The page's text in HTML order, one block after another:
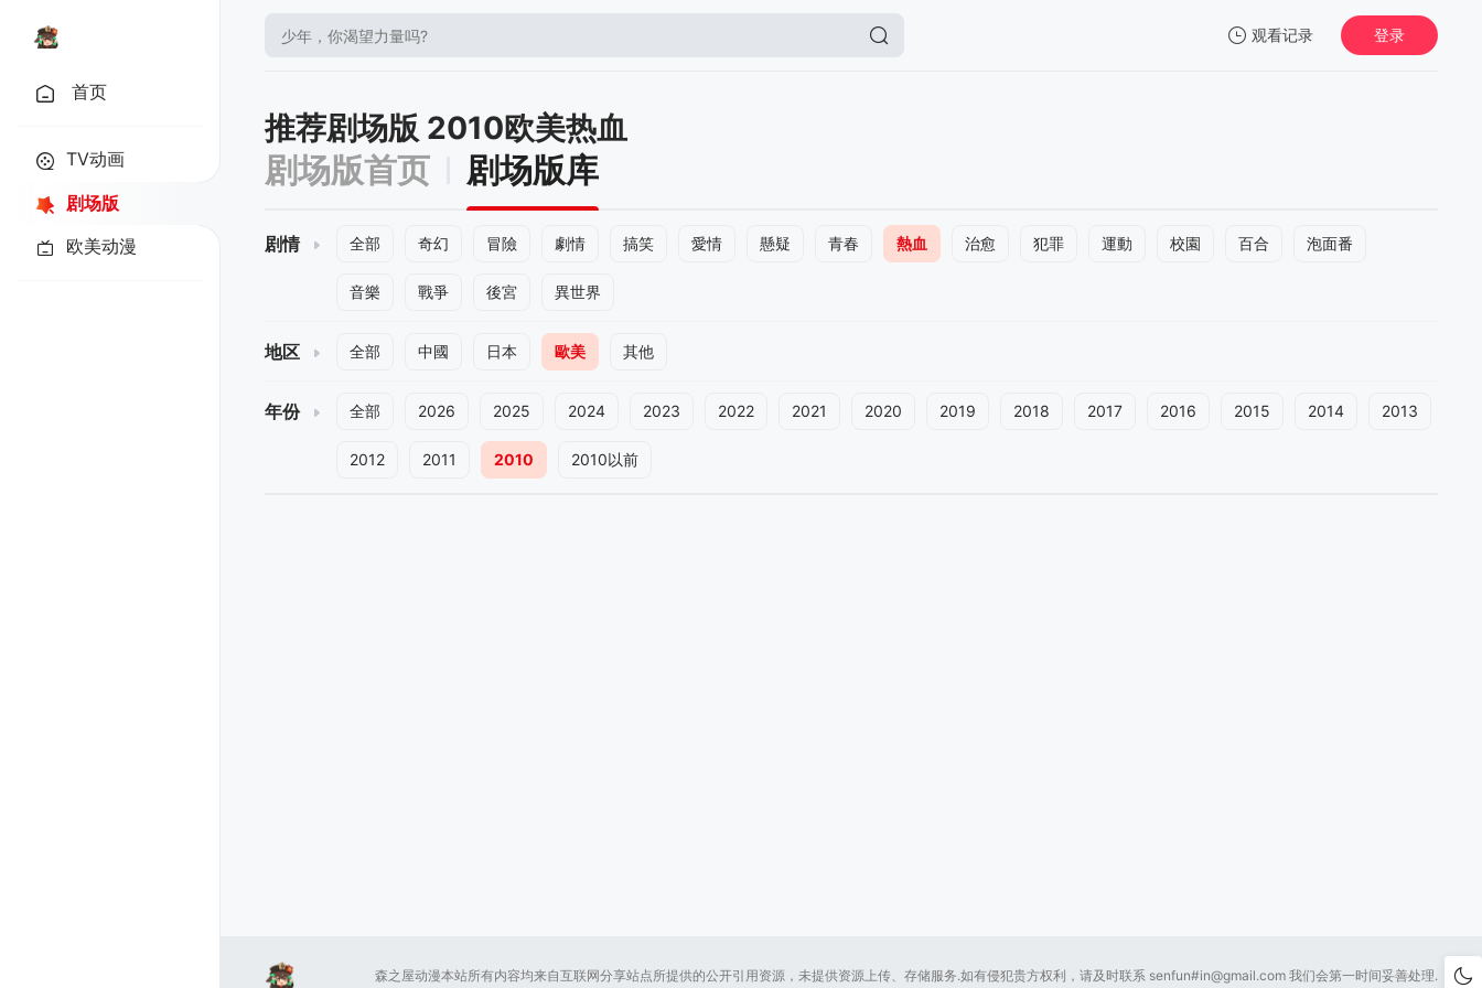
观看记录 登录
首页
TV动画
剧场版
欧美动漫
推荐剧场版 2010欧美热血
剧场版首页 剧场版库
剧情 全部 奇幻 冒險 劇情 搞笑 愛情 懸疑 青春 熱血 治愈 犯罪 運動 校園 百合 泡面番
音樂 戰爭 後宮 異世界
地区 全部 中國 日本 歐美 其他
年份 全部 2026 2025 2024 2023 2022 2021 2020 2019 2018 2017 2016 2015 2014 2013
2012 2011 2010 2010以前
森之屋动漫本站所有内容均来自互联网分享站点所提供的公开引用资源，未提供资源上传、存储服务.如有侵犯贵方权利，请及时联系 senfun#in@gmail.com 我们会第一时间妥善处理.